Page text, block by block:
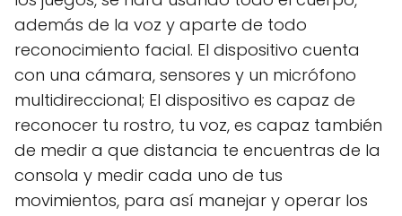
además de la voz y aparte de todo
reconocimiento facial. El dispositivo cuenta
con una cámara, sensores y un micrófono
multidireccional; El dispositivo es capaz de
reconocer tu rostro, tu voz, es capaz también
de medir a que distancia te encuentras de la
consola y medir cada uno de tus
movimientos, para así manejar y operar los